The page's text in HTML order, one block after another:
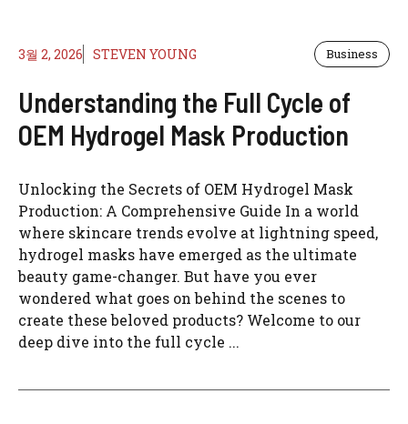
3월 2, 2026 STEVEN YOUNG Business
Understanding the Full Cycle of
OEM Hydrogel Mask Production
Unlocking the Secrets of OEM Hydrogel Mask
Production: A Comprehensive Guide In a world
where skincare trends evolve at lightning speed,
hydrogel masks have emerged as the ultimate
beauty game-changer. But have you ever
wondered what goes on behind the scenes to
create these beloved products? Welcome to our
deep dive into the full cycle ...